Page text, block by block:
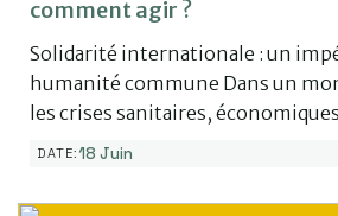
comment agir ?
Solidarité internationale : un
humanité commune Dans un
les crises sanitaires,
DATE:18 Juin